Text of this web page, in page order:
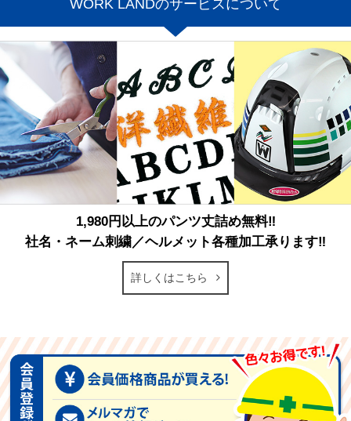
1,980円以上のパンツ丈詰め無料‼
社名・ネーム刺繍／ヘルメット各種加工承ります‼
詳しくはこちら